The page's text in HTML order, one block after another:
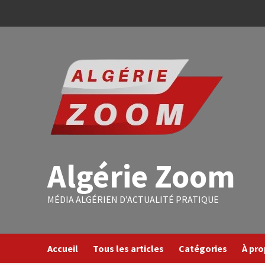
Algérie Zoom
MÉDIA ALGÉRIEN D’ACTUALITÉ PRATIQUE
Accueil Tous les articles Catégories À